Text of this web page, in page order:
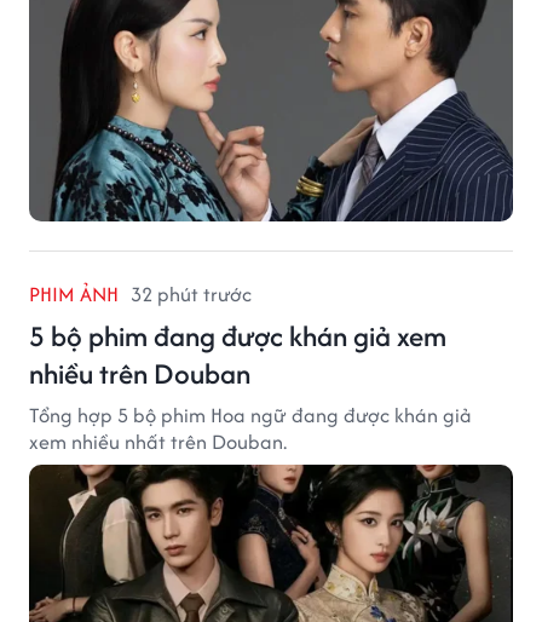
PHIM ẢNH 32 phút trước
5 bộ phim đang được khán giả xem
nhiều trên Douban
Tổng hợp 5 bộ phim Hoa ngữ đang được khán giả
xem nhiều nhất trên Douban.